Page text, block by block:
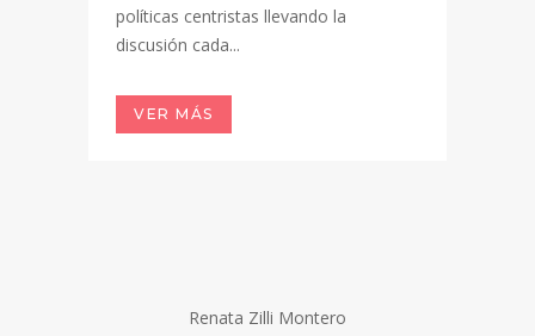
políticas centristas llevando la
discusión cada...
VER MÁS
Renata Zilli Montero